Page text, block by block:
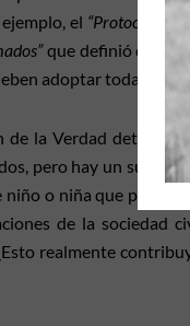
el “Protocolo
que definió que
adoptar todas las
de la Verdad
pero hay un
niño o niña que puede
de la sociedad
realmente